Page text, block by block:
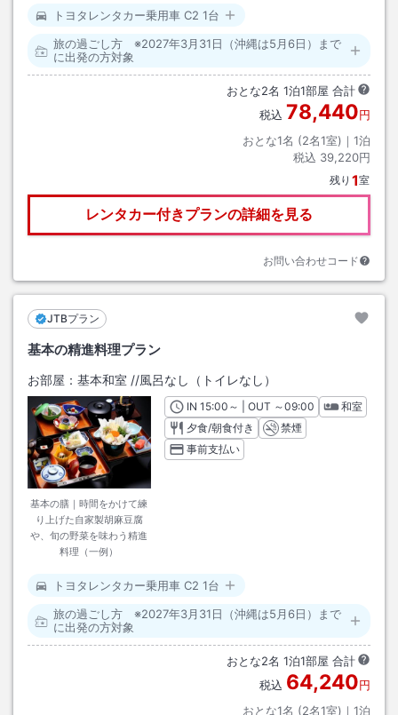
トヨタレンタカー乗用車 C2 1台
旅の過ごし方 ※2027年3月31日（沖縄は5月6日）まで
に出発の方対象
おとな2名 1泊1部屋 合計
税込 78,440円
おとな1名 (2名1室)｜ 1泊
税込 39,220円
残り 1室
レンタカー付きプランの詳細を見る
お問い合わせコード
JTBプラン
基本の精進料理プラン
お部屋： 基本和室 //風呂なし（トイレなし）
基本の膳｜時間をかけて練
り上げた自家製胡麻豆腐
や、旬の野菜を味わう精進
料理（一例）
INチェックイン
15:00 ～ | OUT チェックアウト
～09:00
和室
夕食/朝食付き
禁煙
事前支払い
トヨタレンタカー乗用車 C2 1台
旅の過ごし方 ※2027年3月31日（沖縄は5月6日）まで
に出発の方対象
おとな2名 1泊1部屋 合計
税込 64,240円
おとな1名 (2名1室)｜ 1泊